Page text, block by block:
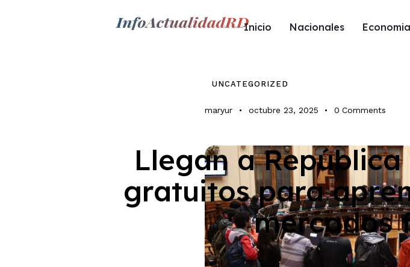
Inicio Nacionales Economia
Llegan a
gratuitos para
mercados
Nacionales
Economia
Internacionales
Deporte
UNCATEGORIZED
maryur octubre 23, 2025 0 Comments